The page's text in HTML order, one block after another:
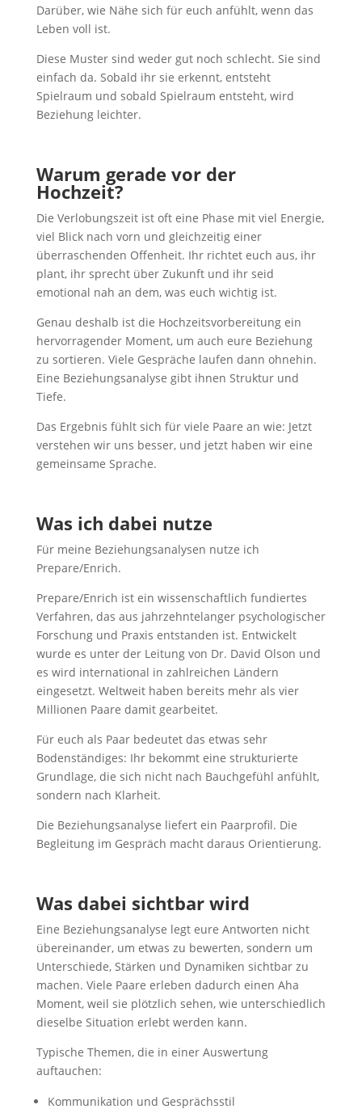
Darüber, wie Nähe sich für euch anfühlt, wenn das
Leben voll ist.
Diese Muster sind weder gut noch schlecht. Sie sind
einfach da. Sobald ihr sie erkennt, entsteht
Spielraum und sobald Spielraum entsteht, wird
Beziehung leichter.
Warum gerade vor der
Hochzeit?
Die Verlobungszeit ist oft eine Phase mit viel Energie,
viel Blick nach vorn und gleichzeitig einer
überraschenden Offenheit. Ihr richtet euch aus, ihr
plant, ihr sprecht über Zukunft und ihr seid
emotional nah an dem, was euch wichtig ist.
Genau deshalb ist die Hochzeitsvorbereitung ein
hervorragender Moment, um auch eure Beziehung
zu sortieren. Viele Gespräche laufen dann ohnehin.
Eine Beziehungsanalyse gibt ihnen Struktur und
Tiefe.
Das Ergebnis fühlt sich für viele Paare an wie: Jetzt
verstehen wir uns besser, und jetzt haben wir eine
gemeinsame Sprache.
Was ich dabei nutze
Für meine Beziehungsanalysen nutze ich
Prepare/Enrich.
Prepare/Enrich ist ein wissenschaftlich fundiertes
Verfahren, das aus jahrzehntelanger psychologischer
Forschung und Praxis entstanden ist. Entwickelt
wurde es unter der Leitung von Dr. David Olson und
es wird international in zahlreichen Ländern
eingesetzt. Weltweit haben bereits mehr als vier
Millionen Paare damit gearbeitet.
Für euch als Paar bedeutet das etwas sehr
Bodenständiges: Ihr bekommt eine strukturierte
Grundlage, die sich nicht nach Bauchgefühl anfühlt,
sondern nach Klarheit.
Die Beziehungsanalyse liefert ein Paarprofil. Die
Begleitung im Gespräch macht daraus Orientierung.
Was dabei sichtbar wird
Eine Beziehungsanalyse legt eure Antworten nicht
übereinander, um etwas zu bewerten, sondern um
Unterschiede, Stärken und Dynamiken sichtbar zu
machen. Viele Paare erleben dadurch einen Aha
Moment, weil sie plötzlich sehen, wie unterschiedlich
dieselbe Situation erlebt werden kann.
Typische Themen, die in einer Auswertung
auftauchen:
Kommunikation und Gesprächsstil